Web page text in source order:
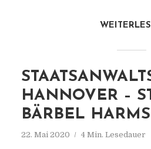
HANNOVER –
BÄRBEL
22. Mai 2020 4 Min. Lesedauer